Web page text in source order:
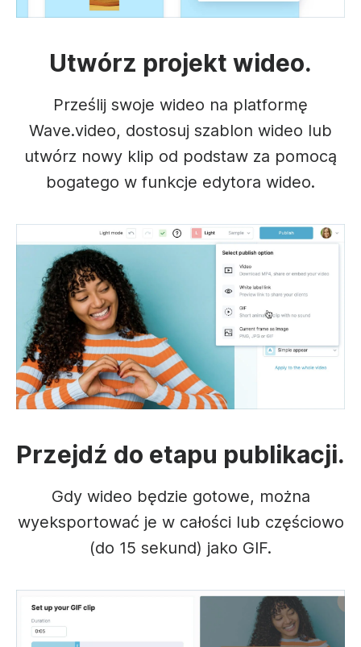
Utwórz projekt wideo.
Prześlij swoje wideo na platformę
Wave.video, dostosuj szablon wideo lub
utwórz nowy klip od podstaw za pomocą
bogatego w funkcje edytora wideo.
Przejdź do etapu publikacji.
Gdy wideo będzie gotowe, można
wyeksportować je w całości lub częściowo
(do 15 sekund) jako GIF.